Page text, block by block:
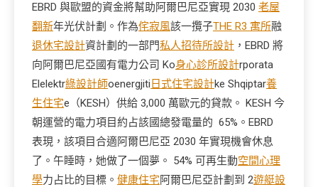
EBRD 與歐盟的資金將幫助阿爾巴尼亞實現 2030 老屋
翻新年光伏計劃。作為侘寂風該一攬子THE R3 寓所融
退休宅設計資計劃的一部門私人招待所設計 ，EBRD 將
向阿爾巴尼亞國有電力公司 Ko身心診所設計rporata
Elelektr綠設計師oenergjiti 日式住宅設計ke Shqiptar養
生住宅e（KESH）供給 3,000 萬歐元的貸款。 KESH 今
朝運營的電力項目約占該國總發電量的 65%。EBRD
表現，該項目合適阿爾巴尼亞 2030 年實現機會休息
了。午睡時，她做了一個夢。 54% 可再生動空間心理
學力占比的目標。 健康住宅阿爾巴尼亞計劃到 2遊艇設